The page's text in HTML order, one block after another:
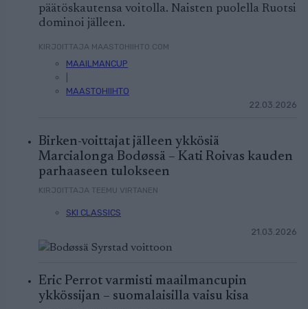
päätöskautensa voitolla. Naisten puolella Ruotsi
dominoi jälleen.
KIRJOITTAJA MAASTOHIIHTO.COM
MAAILMANCUP
MAASTOHIIHTO
22.03.2026
Birken-voittajat jälleen ykkösiä
Marcialonga Bodøssä – Kati Roivas kauden
parhaaseen tulokseen
KIRJOITTAJA TEEMU VIRTANEN
SKI CLASSICS
21.03.2026
Eric Perrot varmisti maailmancupin
ykkössijan – suomalaisilla vaisu kisa